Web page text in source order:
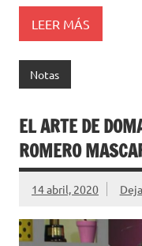
LEER MÁS
Notas
EL ARTE DE
ROMERO
14 abril, 2020